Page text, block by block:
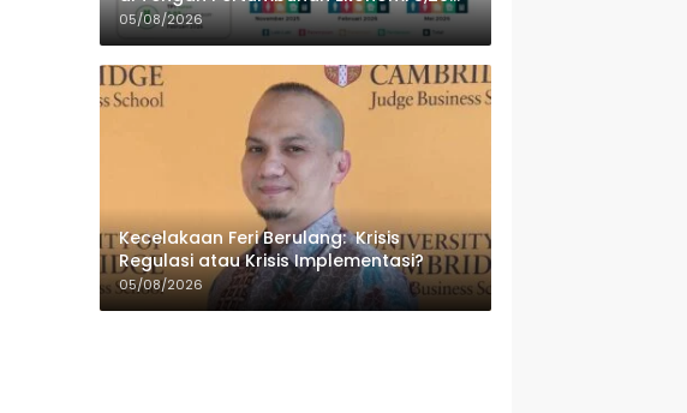
Persen
05/08/2026
Kecelakaan Feri Berulang: Krisis
Regulasi atau Krisis Implementasi?
05/08/2026